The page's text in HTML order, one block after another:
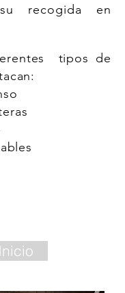
recogida en
tipos de
Inicio